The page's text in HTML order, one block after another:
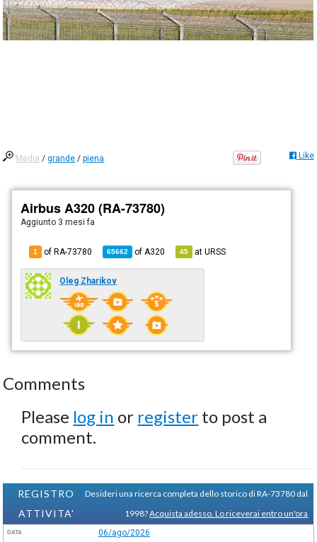
Media /grande /piena Like
Airbus A320 (RA-73780)
Aggiunto 3 mesi fa
1 of RA-73780 65662 of A320 45 atURSS
Oleg Zharikov
Comments
Please log in or register to post a
comment.
REGISTRO
ATTIVITA'
Desideri una ricerca completa dello storico di RA-73780 dal
1998?Acquista adesso. Lo riceverai entro un'ora
DATA 06/ago/2026